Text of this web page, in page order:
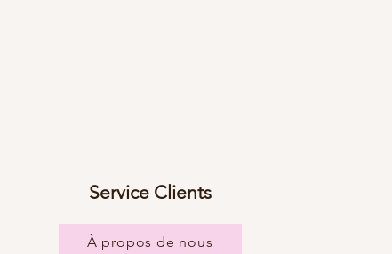
Service Clients
À propos de nous